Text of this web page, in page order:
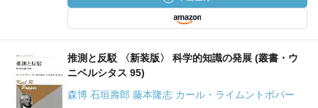
推測と反駁 〈新装版〉 科学的知識の発展 (叢書・ウ
ニベルシタス 95)
森博 石垣壽郎 藤本隆志 カール・ライムントポパー